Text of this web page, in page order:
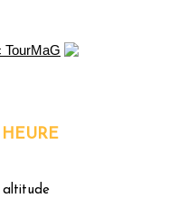
HEURE
altitude